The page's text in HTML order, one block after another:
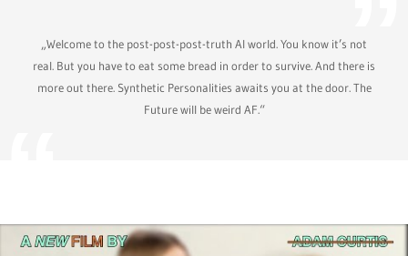
„Welcome to the post-post-post-truth AI world. You know it’s not
real. But you have to eat some bread in order to survive. And there is
more out there. Synthetic Personalities awaits you at the door. The
Future will be weird AF.“